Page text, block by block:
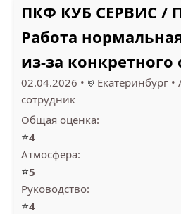
ПКФ КУБ СЕРВИС /
Работа
из-за конкретного
02.04.2026 • Екатеринбург •
сотрудник
Общая оценка:
⭐4
Атмосфера:
⭐5
Руководство:
⭐4